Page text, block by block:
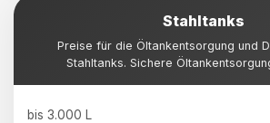
Stahltanks
Preise für die Öltankentsorgung und
Stahltanks. Sichere
bis 3.000 L